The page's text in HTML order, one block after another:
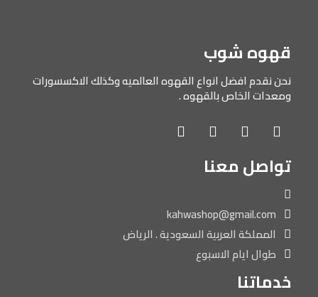
قهوه شوب
نحن نقدم افضل انواع القهوه العالميه وكذلك الاكسسورات
ومعدات الخاص بالقهوه .
تواصل معنا
kahwashop@gmail.com
المملكة العربية السعودية . الرياض
طوال ايام الاسبوع
خدماتنا